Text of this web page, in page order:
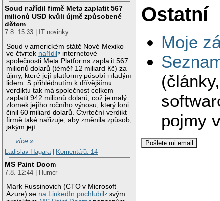
Soud nařídil firmě Meta zaplatit 567
milionů USD kvůli újmě způsobené
dětem
7.8. 15:33 | IT novinky
Soud v americkém státě Nové Mexiko
ve čtvrtek nařídil
internetové
společnosti Meta Platforms zaplatit 567
milionů dolarů (téměř 12 miliard Kč) za
újmy, které její platformy působí mladým
lidem. S přihlédnutím k dřívějšímu
verdiktu tak má společnost celkem
zaplatit 942 milionů dolarů, což je malý
zlomek jejího ročního výnosu, který loni
činil 60 miliard dolarů. Čtvrteční verdikt
firmě také nařizuje, aby změnila způsob,
jakým její
…více »
Ladislav Hagara
Komentářů: 14
MS Paint Doom
7.8. 12:44 | Humor
Mark Russinovich (CTO v Microsoft
Azure) se na LinkedIn pochlubil
svým
Ostatní
Moje
pojmy